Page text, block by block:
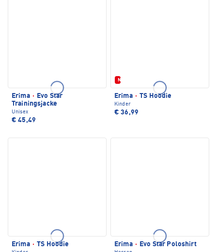
Erima ·
Evo Star
Trainingsjacke
Unisex
€ 45,49
Neu
Erima · TS Hoodie
Kinder
€ 36,99
Erima · TS Hoodie Erima · Evo Star Poloshirt